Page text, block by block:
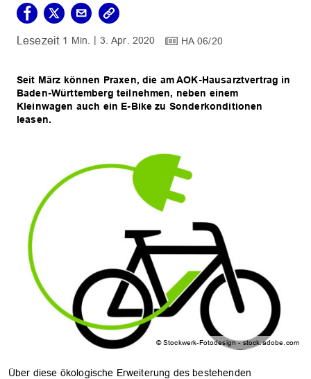
1 Min. 3. Apr. 2020 HA 06/20
Seit März können Praxen, die am AOK-Hausarztvertrag in
Baden-Württemberg teilnehmen, neben einem
Kleinwagen auch ein E-Bike zu Sonderkonditionen
leasen.
© Stockwerk-Fotodesign - stock.adobe.com
Über diese ökologische Erweiterung des bestehenden